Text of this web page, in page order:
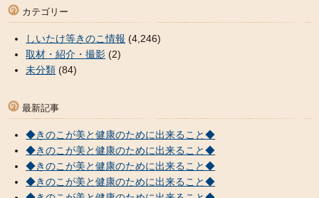
カテゴリー
しいたけ等きのこ情報 (4,246)
取材・紹介・撮影 (2)
未分類 (84)
最新記事
◆きのこが美と健康のために出来ること◆
◆きのこが美と健康のために出来ること◆
◆きのこが美と健康のために出来ること◆
◆きのこが美と健康のために出来ること◆